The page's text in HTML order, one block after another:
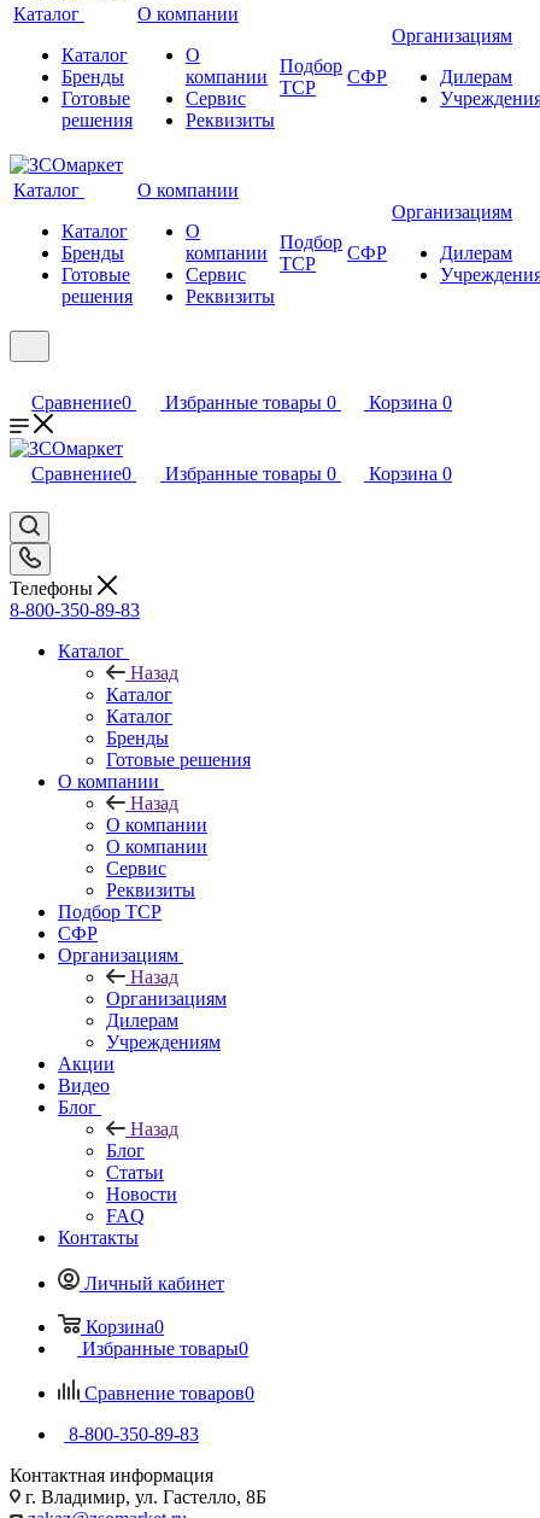
Каталог
Каталог
Бренды
Готовые
решения
О компании
О
компании
Сервис
Реквизиты
Подбор
ТСР
СФР
Организациям
Дилерам
Каталог
Каталог
Бренды
Готовые
решения
О компании
О
компании
Сервис
Реквизиты
Подбор
ТСР
СФР
Организациям
Дилерам
Сравнение0 Избранные товары 0 Корзина 0
Сравнение0 Избранные товары 0 Корзина 0
Телефоны
8-800-350-89-83
Каталог
Назад
Каталог
Каталог
Бренды
Готовые решения
О компании
Назад
О компании
О компании
Сервис
Реквизиты
Подбор ТСР
СФР
Организациям
Назад
Организациям
Дилерам
Учреждениям
Акции
Видео
Блог
Назад
Блог
Статьи
Новости
FAQ
Контакты
Личный кабинет
Корзина0
Избранные товары0
Сравнение товаров0
8-800-350-89-83
Контактная информация
г. Владимир, ул. Гастелло, 8Б